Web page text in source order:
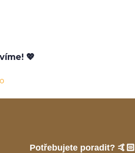
💖
Potřebujete poradit? 🤙🏻